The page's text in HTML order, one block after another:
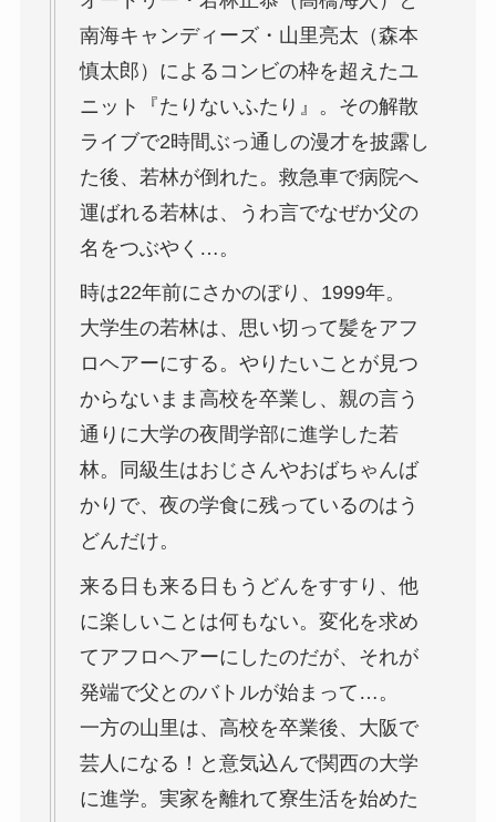
南海キャンディーズ・山里亮太（森本
慎太郎）によるコンビの枠を超えたユ
ニット『たりないふたり』。その解散
ライブで2時間ぶっ通しの漫才を披露し
た後、若林が倒れた。救急車で病院へ
運ばれる若林は、うわ言でなぜか父の
名をつぶやく…。
時は22年前にさかのぼり、1999年。
大学生の若林は、思い切って髪をアフ
ロヘアーにする。やりたいことが見つ
からないまま高校を卒業し、親の言う
通りに大学の夜間学部に進学した若
林。同級生はおじさんやおばちゃんば
かりで、夜の学食に残っているのはう
どんだけ。
来る日も来る日もうどんをすすり、他
に楽しいことは何もない。変化を求め
てアフロヘアーにしたのだが、それが
発端で父とのバトルが始まって…。
一方の山里は、高校を卒業後、大阪で
芸人になる！と意気込んで関西の大学
に進学。実家を離れて寮生活を始めた